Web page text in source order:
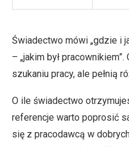
Świadectwo mówi „gdzie i
– „jakim był
szukaniu pracy, ale pełnią
O ile świadectwo
referencje warto poprosić
się z pracodawcą w